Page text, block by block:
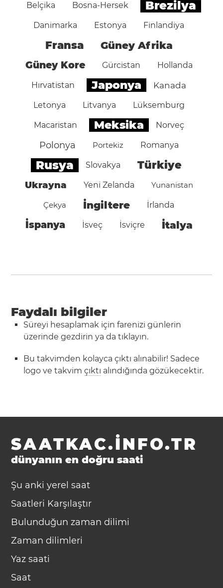
Belçika Bosna-Hersek Brezilya
Danimarka Estonya Finlandiya
Fransa Güney Afrika
Güney Kore Gürcistan Hollanda
Hırvatistan Japonya Kanada
Letonya Litvanya Lüksemburg
Macaristan Meksika Norveç
Polonya Portekiz Romanya
Rusya Slovakya Türkiye
Ukrayna Yeni Zelanda Yunanistan
Çekya İngiltere İrlanda
İspanya İsveç İsviçre İtalya
Faydalı bilgiler
Süreyi hesaplamak için farenizi günlerin
üzerinde gezdirin ya da tıklayın.
Bu takvimden kolayca çıktı alınabilir! Sadece
logo ve takvimçıktı alındığında gözükecektir.
SAATKAC.INFO.TR
dünyanın en doğru saati
Şu anki yerel saat
Saatleri Karşılaştır
Bulunduğun zaman dilimi
Zaman dilimleri
Yaz saati
Saat